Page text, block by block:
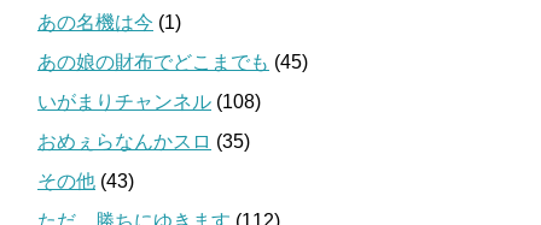
あの名機は今 (1)
あの娘の財布でどこまでも (45)
いがまりチャンネル (108)
おめぇらなんかスロ (35)
その他 (43)